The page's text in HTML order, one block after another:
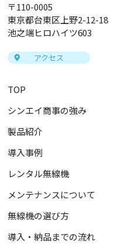
〒110-0005
東京都台東区上野2-12-18
池之端ヒロハイツ603
アクセス
TOP
シンエイ商事の強み
製品紹介
導入事例
レンタル無線機
メンテナンスについて
無線機の選び方
導入・納品までの流れ